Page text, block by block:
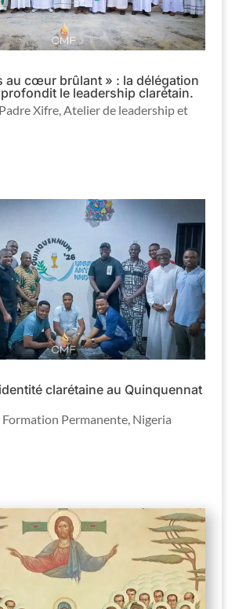
au cœur brûlant » : la délégation
le leadership clarétain.
Padre Xifre, Atelier de leadership et
clarétaine au Quinquennat
Formation Permanente, Nigeria